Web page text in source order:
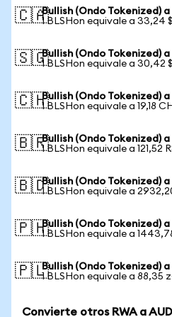
🇨🇦Bullish (Ondo Tokenized)
1 BLSHon equivale a 33,24 $
🇸🇬Bullish (Ondo Tokenized)
1 BLSHon equivale a 30,42 $
🇨🇭Bullish (Ondo Tokenized) a
1 BLSHon equivale a 19,18
🇧🇷Bullish (Ondo Tokenized)
1 BLSHon equivale a 121,52
🇧🇩Bullish (Ondo Tokenized)
1 BLSHon equivale a
🇵🇭Bullish (Ondo Tokenized)
1 BLSHon equivale a
🇵🇱Bullish (Ondo Tokenized)
1 BLSHon equivale a 88,35
Convierte otros RWA a AUD